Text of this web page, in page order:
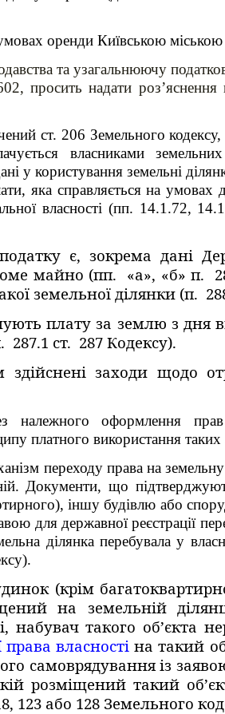
оренди Київською
та узагальнюючу
просить надати
ст. 206 Земельного
власникамиземельних
у користування земельні
яка справляється на умовах
власності (пп. 14.1.72,
є, зокрема дані
майно (пп. «а», «б» п.
земельної ділянки (п.
плату за землю з дня
ст. 287 Кодексу).
заходи щодо
належного оформлення
платного використання
переходу права на земельну
Документи, що
іншу будівлю або
для державної реєстрації
ділянка перебувала у
(крім
на земельній
набувач такого об’єкта
права власностіна такий
самоврядування із
розміщений такий
123 або 128 Земельного